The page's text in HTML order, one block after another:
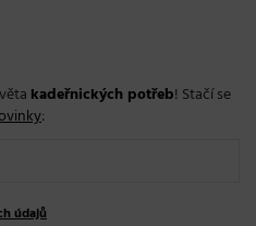
kadeřnických potřeb! Stačí se
:
údajů